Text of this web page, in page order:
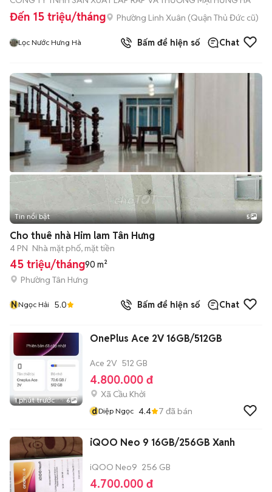
Đến 15 triệu/tháng Phường Linh Xuân (Quận Thủ Đức cũ)
Lọc Nước Hưng Hà Bấm để hiện số Chat
Tin nổi bật 5
Cho thuê nhà Him lam Tân Hưng
4 PN Nhà mặt phố, mặt tiền
45 triệu/tháng90 m²
Phường Tân Hưng
NNgọc Hải 5.0 Bấm để hiện số Chat
1 phút trước 6
OnePlus Ace 2V 16GB/512GB
Ace 2V 512 GB
4.800.000 đ
Xã Cầu Khởi
dDiệp Ngọc 4.4 7 đã bán
iQOO Neo 9 16GB/256GB Xanh
iQOO Neo9 256 GB
4.700.000 đ